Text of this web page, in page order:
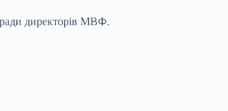
ради директорів МВФ.